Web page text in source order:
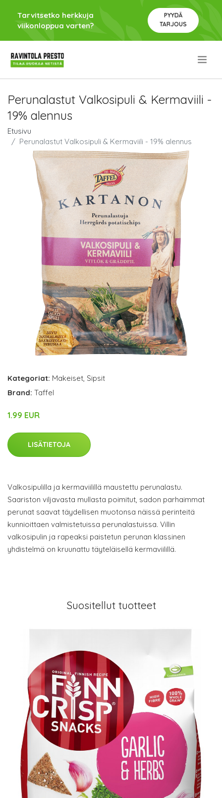
Tarvitsetko herkkuja
viikonloppua varten?
PYYDÄ
TARJOUS
Perunalastut Valkosipuli & Kermaviili -
19% alennus
Etusivu
Perunalastut Valkosipuli & Kermaviili - 19% alennus
Kategoriat: Makeiset, Sipsit
Brand: Taffel
1.99 EUR
LISÄTIETOJA
Valkosipulilla ja kermaviilillä maustettu perunalastu.
Saariston viljavasta mullasta poimitut, sadon parhaimmat
perunat saavat täydellisen muotonsa näissä perinteitä
kunnioittaen valmistetuissa perunalastuissa. Villin
valkosipulin ja rapeaksi paistetun perunan klassinen
yhdistelmä on kruunattu täyteläisellä kermaviilillä.
Suositellut tuotteet